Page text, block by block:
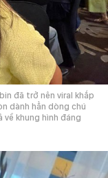
đã trở nên viral khắp
dành hẳn dòng chú
khung hình đáng